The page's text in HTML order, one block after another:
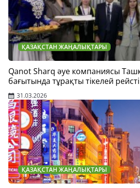
ҚАЗАҚСТАН ЖАҢАЛЫҚТАРЫ
Qanot Sharq әуе компаниясы
бағытында тұрақты тікелей
31.03.2026
ҚАЗАҚСТАН ЖАҢАЛЫҚТАРЫ